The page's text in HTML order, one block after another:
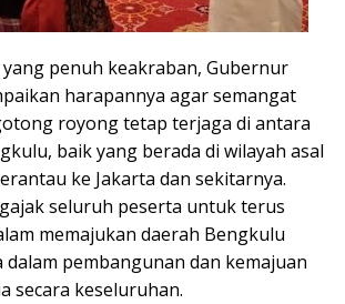
yang penuh keakraban, Gubernur
harapannya agar semangat
royong tetap terjaga di antara
baik yang berada di wilayah asal
ke Jakarta dan sekitarnya.
seluruh peserta untuk terus
memajukan daerah Bengkulu
pembangunan dan kemajuan
secara keseluruhan.